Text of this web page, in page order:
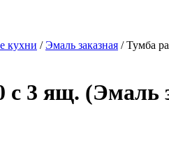
кухни /Эмаль заказная / Тумба
с 3 ящ. (Эмаль